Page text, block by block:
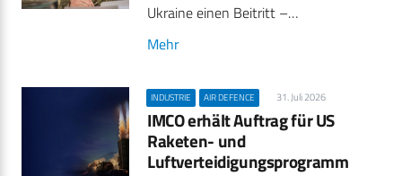
Ukraine einen Beitritt –…
Mehr
INDUSTRIE AIR DEFENCE 31. Juli 2026
IMCO erhält Auftrag für US
Raketen- und
Luftverteidigungsprogramm